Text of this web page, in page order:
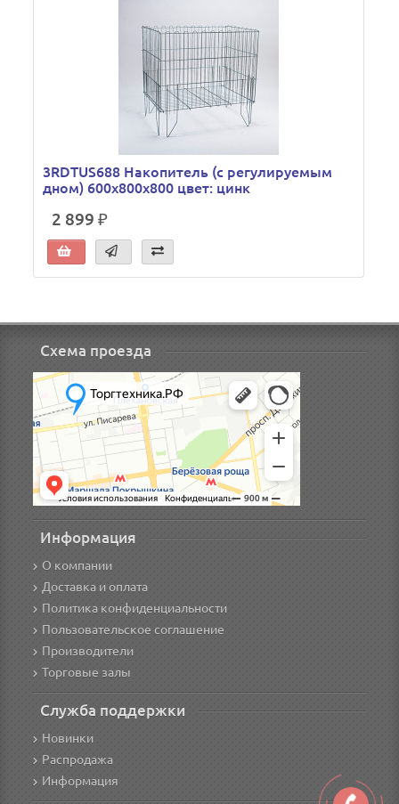
3RDTUS688 Накопитель (с регулируемым
дном) 600х800х800 цвет: цинк
2 899 ₽
Схема проезда
Информация
О компании
Доставка и оплата
Политика конфиденциальности
Пользовательское соглашение
Производители
Торговые залы
Служба поддержки
Новинки
Распродажа
Информация